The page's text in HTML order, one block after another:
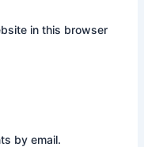
in this browser
by email.